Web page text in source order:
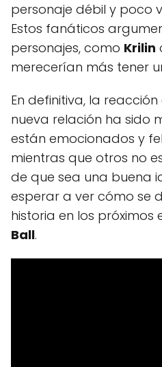
personaje débil y poco
Estos fanáticos
personajes, como Krilin
merecerían más tener
En definitiva, la
nueva relación ha sido
están emocionados y
mientras que otros no
de que sea una buena
esperar a ver cómo se
historia en los próximos
Ball.